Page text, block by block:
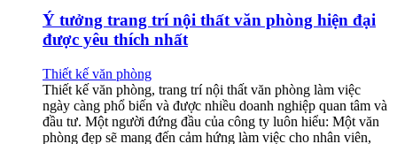
Ý tưởng trang trí nội thất văn phòng hiện đại
được yêu thích nhất
Thiết kế văn phòng
Thiết kế văn phòng, trang trí nội thất văn phòng làm việc
ngày càng phổ biến và được nhiều doanh nghiệp quan tâm và
đầu tư. Một người đứng đầu của công ty luôn hiểu: Một văn
phòng đẹp sẽ mang đến cảm hứng làm việc cho nhân viên,